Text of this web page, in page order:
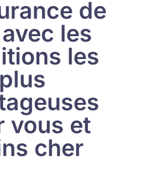
de
les
les
plus
vous et
cher